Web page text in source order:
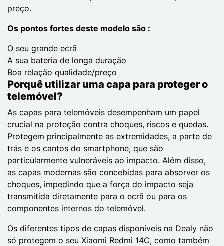
preço.
Os pontos fortes deste modelo são :
O seu grande ecrã
A sua bateria de longa duração
Boa relação qualidade/preço
Porquê utilizar uma capa para proteger o
telemóvel?
As capas para telemóveis desempenham um papel
crucial na proteção contra choques, riscos e quedas.
Protegem principalmente as extremidades, a parte de
trás e os cantos do smartphone, que são
particularmente vulneráveis ao impacto. Além disso,
as capas modernas são concebidas para absorver os
choques, impedindo que a força do impacto seja
transmitida diretamente para o ecrã ou para os
componentes internos do telemóvel.
Os diferentes tipos de capas disponíveis na Dealy não
só protegem o seu Xiaomi Redmi 14C, como também